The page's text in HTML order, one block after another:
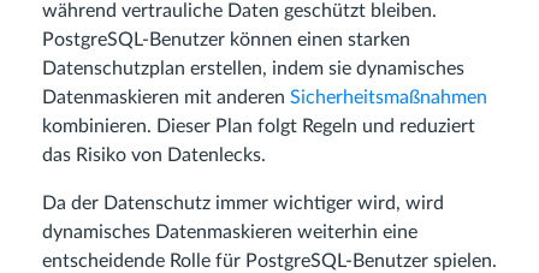
während vertrauliche Daten geschützt bleiben.
PostgreSQL-Benutzer können einen starken
Datenschutzplan erstellen, indem sie dynamisches
Datenmaskieren mit anderen Sicherheitsmaßnahmen
kombinieren. Dieser Plan folgt Regeln und reduziert
das Risiko von Datenlecks.
Da der Datenschutz immer wichtiger wird, wird
dynamisches Datenmaskieren weiterhin eine
entscheidende Rolle für PostgreSQL-Benutzer spielen.